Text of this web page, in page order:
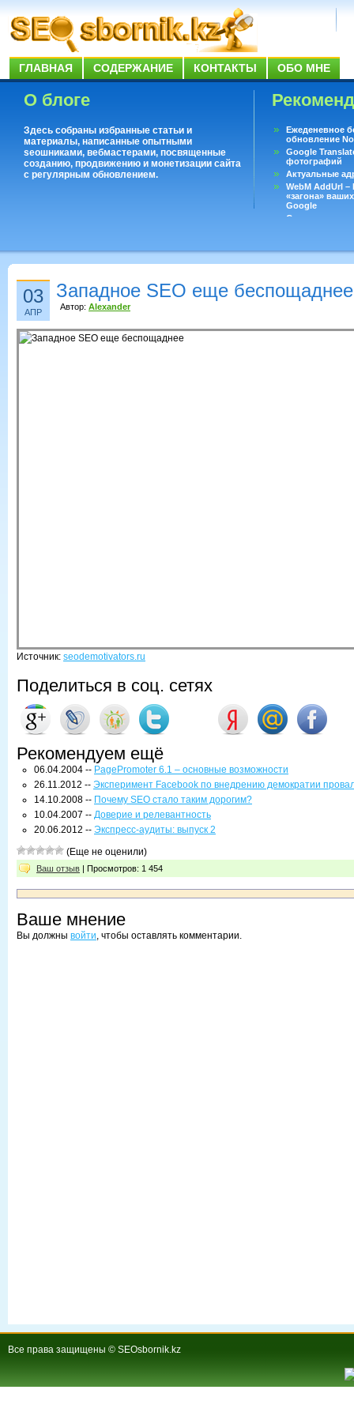
ГЛАВНАЯ СОДЕРЖАНИЕ КОНТАКТЫ ОБО МНЕ
О блоге
Здесь собраны избранные статьи и
материалы, написанные опытными
seoшниками, вебмастерами, посвященные
созданию, продвижению и монетизации сайта
с регулярным обновлением.
Ежеденевное
обновление
Google
фотографий
Актуальные
WebM AddUrl
«загона»
Google
Существует
03
АПР
Западное SEO еще беспощаднее
Автор: Alexander
Источник: seodemotivators.ru
Поделиться в соц. сетях
Рекомендуем ещё
06.04.2004 -- PagePromoter 6.1 – основные возможности
26.11.2012 -- Эксперимент Facebook по внедрению демократии
14.10.2008 -- Почему SEO стало таким дорогим?
10.04.2007 -- Доверие и релевантность
20.06.2012 -- Экспресс-аудиты: выпуск 2
(Еще не оценили)
Ваш отзыв | Просмотров: 1 454
Ваше мнение
Вы должны войти, чтобы оставлять комментарии.
Все права защищены © SEOsbornik.kz